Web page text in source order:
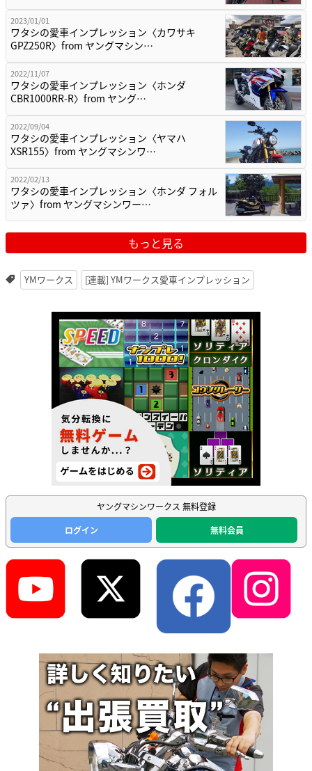
2023/01/01
ワタシの愛車インプレッション〈カワサキ
GPZ250R〉from ヤングマシン…
2022/11/07
ワタシの愛車インプレッション〈ホンダ
CBR1000RR-R〉from ヤング…
2022/09/04
ワタシの愛車インプレッション〈ヤマハ
XSR155〉from ヤングマシンワ…
2022/02/13
ワタシの愛車インプレッション〈ホンダ フォル
ツァ〉from ヤングマシンワー…
もっと見る
YMワークス [連載] YMワークス愛車インプレッション
ヤングマシンワークス 無料登録
ログイン
無料会員